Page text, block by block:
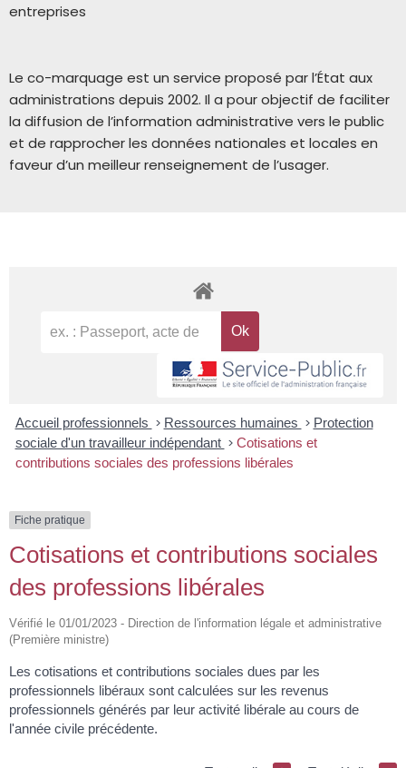
entreprises
Le co-marquage est un service proposé par l’État aux
administrations depuis 2002. Il a pour objectif de faciliter
la diffusion de l’information administrative vers le public
et de rapprocher les données nationales et locales en
faveur d’un meilleur renseignement de l’usager.
Accueil professionnels > Ressources humaines > Protection
sociale d'un travailleur indépendant > Cotisations et
contributions sociales des professions libérales
Fiche pratique
Cotisations et contributions sociales
des professions libérales
Vérifié le 01/01/2023 - Direction de l'information légale et administrative
(Première ministre)
Les cotisations et contributions sociales dues par les
professionnels libéraux sont calculées sur les revenus
professionnels générés par leur activité libérale au cours de
l'année civile précédente.